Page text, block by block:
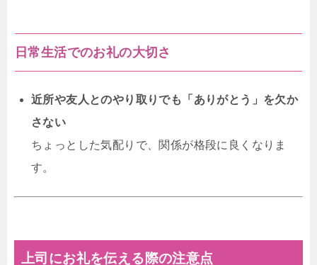
日常生活でのお礼の大切さ
近所や友人とのやり取りでも「ありがとう」を欠か
さない
ちょっとした気配りで、関係が格段に良くなりま
す。
上司にお礼を伝える際の注意点